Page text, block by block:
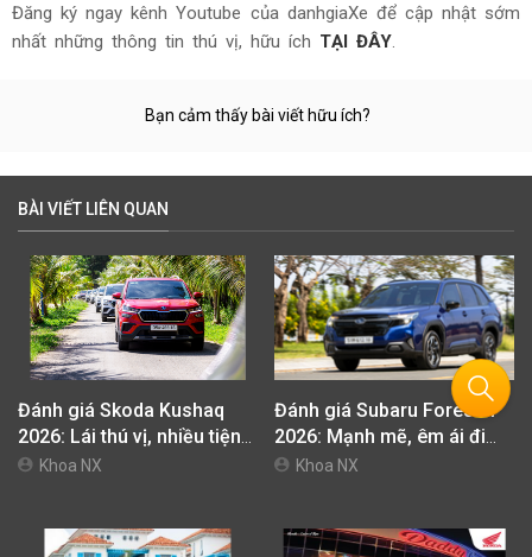
Đăng ký ngay kênh Youtube của danhgiaXe để cập nhật sớm
nhất những thông tin thú vị, hữu ích TẠI ĐÂY.
Bạn cảm thấy bài viết hữu ích?
BÀI VIẾT LIÊN QUAN
Đánh giá Skoda Kushaq
2026: Lái thú vị, nhiều tiện
nghi, giá cạnh tranh
Khoa NX
Đánh giá Subaru Forester
2026: Mạnh mẽ, êm ái đi
cùng hệ thống ADAS hoàn
Khoa NX